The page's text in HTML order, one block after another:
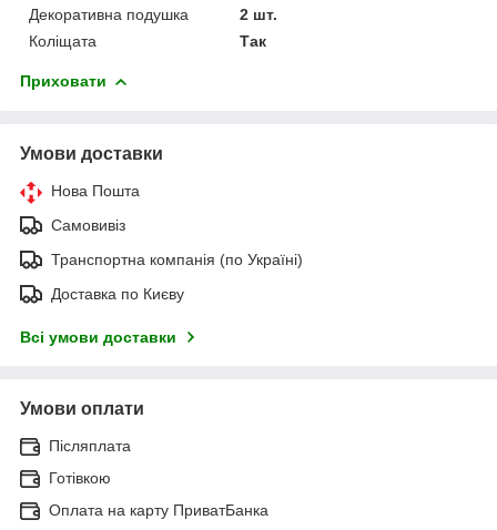
Декоративна подушка
2 шт.
Коліщата
Так
Приховати
Умови доставки
Нова Пошта
Самовивіз
Транспортна компанія (по Україні)
Доставка по Києву
Всі умови доставки
Умови оплати
Післяплата
Готівкою
Оплата на карту ПриватБанка